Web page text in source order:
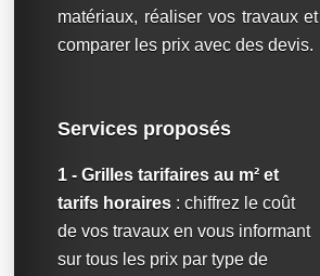
matériaux, réaliser vos travaux et
comparer les prix avec des devis.
Services proposés
1 - Grilles tarifaires au m² et
tarifs horaires : chiffrez le coût
de vos travaux en vous informant
sur tous les prix par type de